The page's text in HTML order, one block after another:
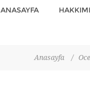
ANASAYFA
Anasayfa /